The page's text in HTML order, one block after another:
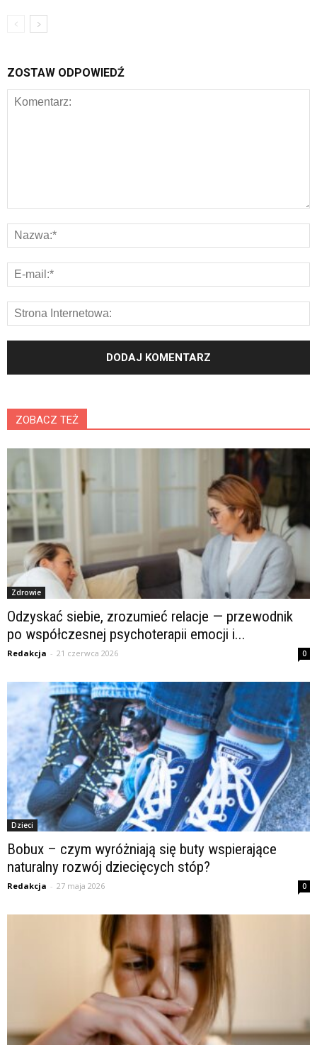
ZOSTAW ODPOWIEDŹ
ZOBACZ TEŻ
Zdrowie
Odzyskać siebie, zrozumieć relacje — przewodnik
po współczesnej psychoterapii emocji i...
Redakcja - 21 czerwca 2026 0
Dzieci
Bobux – czym wyróżniają się buty wspierające
naturalny rozwój dziecięcych stóp?
Redakcja - 27 maja 2026 0